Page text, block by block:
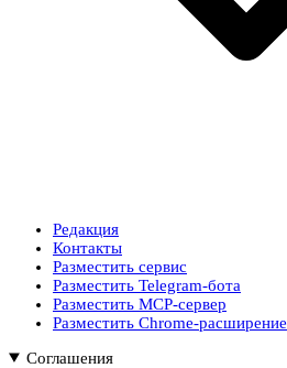
Редакция
Контакты
Разместить сервис
Разместить Telegram-бота
Разместить MCP-сервер
Разместить Chrome-расширение
Соглашения